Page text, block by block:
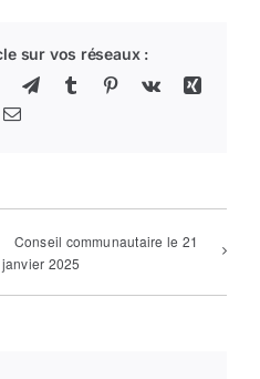
sur vos réseaux :
WhatsApp
TelegramTumblr Pinterest
Vk
Xing
Email
Conseil communautaire le 21
janvier 2025